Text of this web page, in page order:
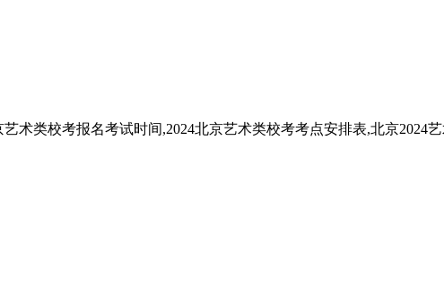
术类校考报名考试时间,2024北京艺术类校考考点安排表,北京2024